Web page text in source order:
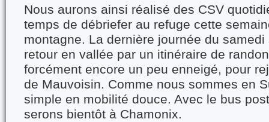
Nous aurons ainsi réalisé des CSV
temps de débriefer au refuge cette
montagne. La dernière journée du
retour en vallée par un itinéraire de
forcément encore un peu enneigé, pour
de Mauvoisin. Comme nous sommes en
simple en mobilité douce. Avec le bus
serons bientôt à Chamonix.